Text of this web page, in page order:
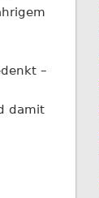
–
damit